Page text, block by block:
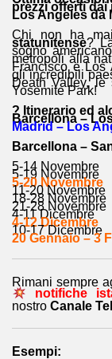
prezzi offerti dai
Los Angeles da
Chi non ha
statunitense?
sogno
metropoli alla
Francisco e Los
gli incredibili
Death Valley, le
Yosemite Park!
? Itinerario ed
Barcellona –
Madrid – Los
Barcellona –
5-14 Novembre
5-19 Novembre
5-20 Novembre
11-20 Novembre
18-28 Novembre
21-28 Novembre
4-11 Dicembre
4-12 Dicembre
10-17 Dicembre
20 Gennaio – 3
Rimani sempre
notifiche
nostro Canale
Esempi: